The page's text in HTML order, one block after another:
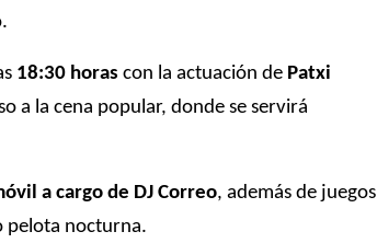
18:30 horas con la actuación de Patxi
a la cena popular, donde se servirá
a cargo de DJ Correo, además de juegos
pelota nocturna.